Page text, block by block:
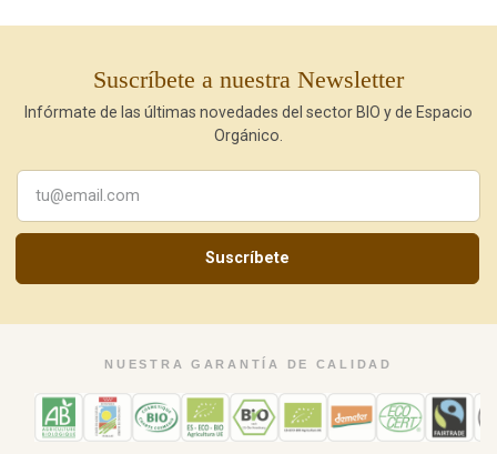
Suscríbete a nuestra Newsletter
Infórmate de las últimas novedades del sector BIO y de Espacio
Orgánico.
Suscríbete
NUESTRA GARANTÍA DE CALIDAD